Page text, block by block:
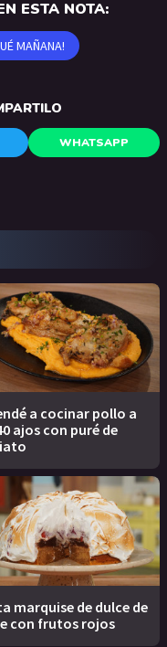
ESTA NOTA:
MAÑANA!
WHATSAPP
a cocinar pollo a
ajos con puré de
marquise de dulce de
con frutos rojos